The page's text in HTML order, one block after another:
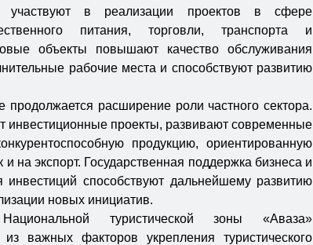
участвуют в реализации проектов в сфере
питания, торговли, транспорта и
объекты повышают качество обслуживания
рабочие места и способствуют развитию
продолжается расширение роли частного сектора.
инвестиционные проекты, развивают современные
продукцию, ориентированную
и на экспорт. Государственная поддержка бизнеса и
инвестиций способствуют дальнейшему развитию
новых инициатив.
туристической зоны «Аваза»
важных факторов укрепления туристического